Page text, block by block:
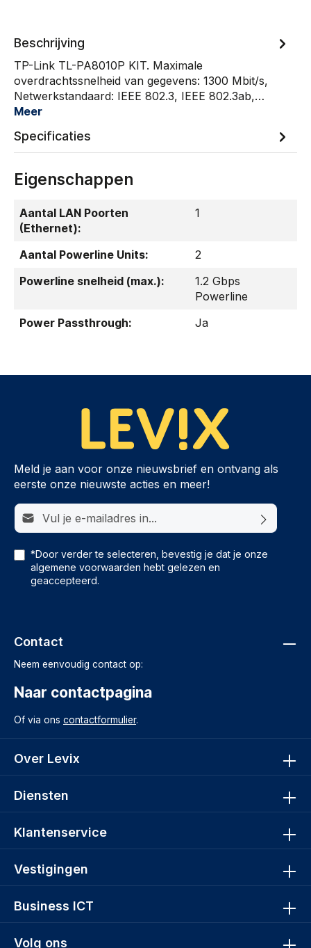
Beschrijving
TP-Link TL-PA8010P KIT. Maximale
overdrachtssnelheid van gegevens: 1300 Mbit/s,
Netwerkstandaard: IEEE 802.3, IEEE 802.3ab,…
Meer
Specificaties
Eigenschappen
Aantal LAN Poorten
(Ethernet):
1
Aantal Powerline Units:
2
Powerline snelheid (max.):
1.2 Gbps
Powerline
Power Passthrough:
Ja
Meld je aan voor onze nieuwsbrief en ontvang als
eerste onze nieuwste acties en meer!
E-mailadres*
*Door verder te selecteren, bevestig je dat je onze
algemene voorwaarden hebt gelezen en
geaccepteerd.
Volg ons
Contact
Neem eenvoudig contact op:
Naar contactpagina
Of via ons contactformulier.
Over Levix
Diensten
Klantenservice
Vestigingen
Business ICT